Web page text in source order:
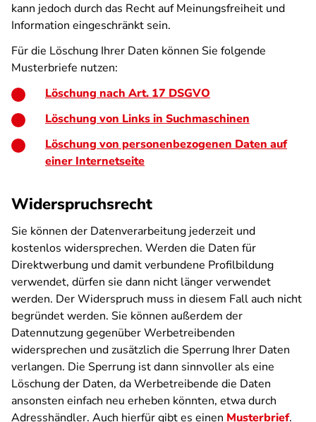
kann jedoch durch das Recht auf Meinungsfreiheit und
Information eingeschränkt sein.
Für die Löschung Ihrer Daten können Sie folgende
Musterbriefe nutzen:
Löschung nach Art. 17 DSGVO
Löschung von Links in Suchmaschinen
Löschung von personenbezogenen Daten auf
einer Internetseite
Widerspruchsrecht
Sie können der Datenverarbeitung jederzeit und
kostenlos widersprechen. Werden die Daten für
Direktwerbung und damit verbundene Profilbildung
verwendet, dürfen sie dann nicht länger verwendet
werden. Der Widerspruch muss in diesem Fall auch nicht
begründet werden. Sie können außerdem der
Datennutzung gegenüber Werbetreibenden
widersprechen und zusätzlich die Sperrung Ihrer Daten
verlangen. Die Sperrung ist dann sinnvoller als eine
Löschung der Daten, da Werbetreibende die Daten
ansonsten einfach neu erheben könnten, etwa durch
Adresshändler. Auch hierfür gibt es einen Musterbrief.